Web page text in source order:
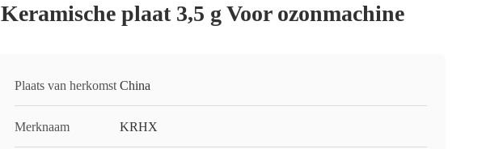
Keramische plaat 3,5 g Voor ozonmachine
Plaats van herkomst China
Merknaam KRHX